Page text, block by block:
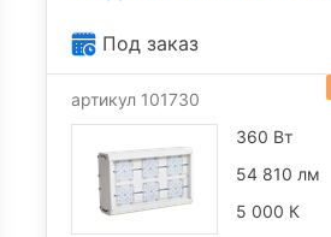
Под заказ
артикул 101730
360 Вт
54 810 лм
5 000 К